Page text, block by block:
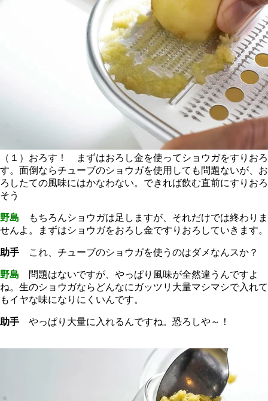
（１）おろす！ まずはおろし金を使ってショウガをすりおろ
す。面倒ならチューブのショウガを使用しても問題ないが、お
ろしたての風味にはかなわない。できれば飲む直前にすりおろ
そう
野島 もちろんショウガは足しますが、それだけでは終わりま
せんよ。まずはショウガをおろし金ですりおろしていきます。
助手 これ、チューブのショウガを使うのはダメなんスか？
野島 問題はないですが、やっぱり風味が全然違うんですよ
ね。生のショウガならどんなにガッツリ大量マシマシで入れて
もイヤな味になりにくいんです。
助手 やっぱり大量に入れるんですね。恐ろしや～！